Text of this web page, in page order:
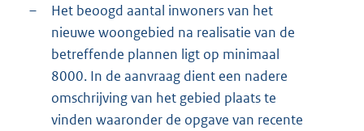
–
Het beoogd aantal inwoners van het
nieuwe woongebied na realisatie van de
betreffende plannen ligt op minimaal
8000. In de aanvraag dient een nadere
omschrijving van het gebied plaats te
vinden waaronder de opgave van recente